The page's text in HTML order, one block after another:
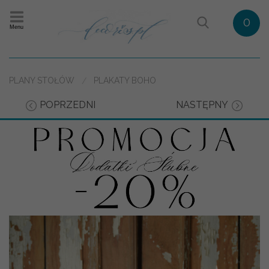
Menu 0
PLANY STOŁÓW PLAKATY BOHO
POPRZEDNI NASTĘPNY